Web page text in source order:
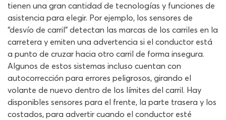
tienen una gran cantidad de tecnologías y funciones de
asistencia para elegir. Por ejemplo, los sensores de
“desvío de carril” detectan las marcas de los carriles en la
carretera y emiten una advertencia si el conductor está
a punto de cruzar hacia otro carril de forma insegura.
Algunos de estos sistemas incluso cuentan con
autocorrección para errores peligrosos, girando el
volante de nuevo dentro de los límites del carril. Hay
disponibles sensores para el frente, la parte trasera y los
costados, para advertir cuando el conductor esté